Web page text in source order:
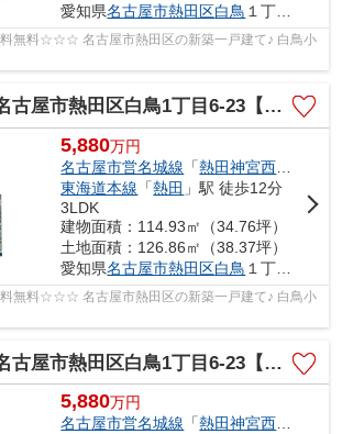
愛知県名古屋市熱田区白鳥 １丁目6-23
料☆☆☆ 名古屋市熱田区の新築一戸建て♪ 白鳥小
屋市熱田区白鳥1丁目6-23【仲介手数料無料】新築一戸建て 2号棟
5,880万円
名古屋市営名城線 「熱田神宮西
東海道本線 「熱田 」駅 徒歩12分
3LDK
建物面積：114.93㎡（34.76坪）
土地面積：126.86㎡（38.37坪）
愛知県名古屋市熱田区白鳥 １丁目6-23
料☆☆☆ 名古屋市熱田区の新築一戸建て♪ 白鳥小
屋市熱田区白鳥1丁目6-23【仲介手数料無料】新築一戸建て 3号棟
5,880万円
名古屋市営名城線 「熱田神宮西」駅 徒